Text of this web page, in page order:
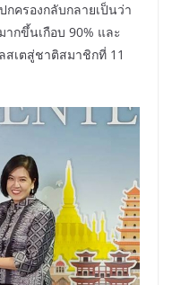
ครองกลับกลายเป็นว่า
กขึ้นเกือบ 90% และ
เตสู่ชาติสมาชิกที่ 11